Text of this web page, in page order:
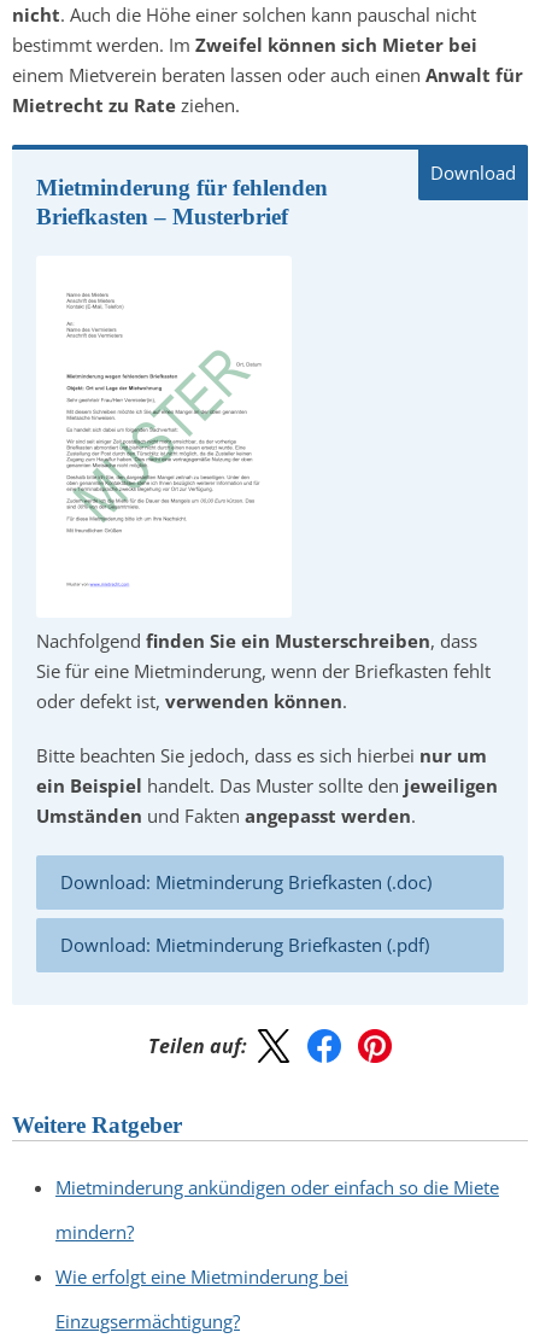
nicht. Auch die Höhe einer solchen kann pauschal nicht
bestimmt werden. Im Zweifel können sich Mieter bei
einem Mietverein beraten lassen oder auch einen Anwalt für
Mietrecht zu Rate ziehen.
Mietminderung für fehlenden
Briefkasten – Musterbrief
Nachfolgend finden Sie ein Musterschreiben, dass
Sie für eine Mietminderung, wenn der Briefkasten fehlt
oder defekt ist, verwenden können.
Bitte beachten Sie jedoch, dass es sich hierbei nur um
ein Beispiel handelt. Das Muster sollte den jeweiligen
Umständen und Fakten angepasst werden.
Download: Mietminderung Briefkasten (.doc)
Download: Mietminderung Briefkasten (.pdf)
Teilen auf:
Weitere Ratgeber
Mietminderung ankündigen oder einfach so die Miete
mindern?
Wie erfolgt eine Mietminderung bei
Einzugsermächtigung?